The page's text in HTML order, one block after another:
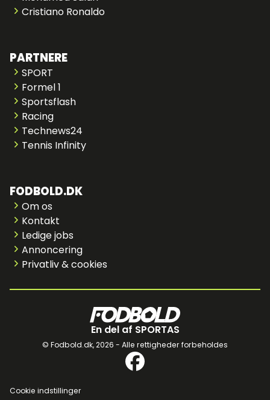
Cristiano Ronaldo
PARTNERE
SPORT
Formel 1
Sportsflash
Racing
Technews24
Tennis Infinity
FODBOLD.DK
Om os
Kontakt
Ledige jobs
Annoncering
Privatliv & cookies
En del af SPORTAS
© Fodbold.dk,2026 - Alle rettigheder forbeholdes
Cookie indstillinger